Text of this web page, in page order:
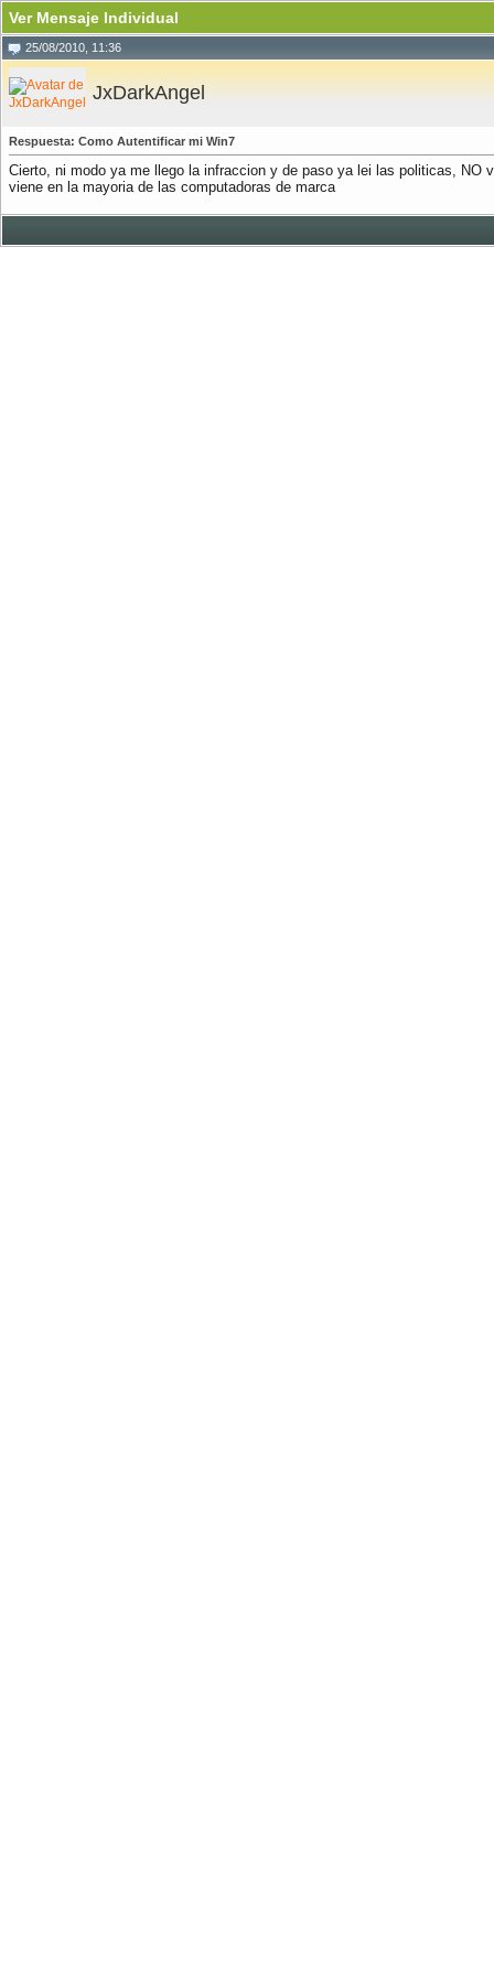
Ver Mensaje Individual
25/08/2010, 11:36
JxDarkAngel
Respuesta: Como Autentificar mi Win7
Cierto, ni modo ya me llego la infraccion y de paso ya lei las politicas, NO
viene en la mayoria de las computadoras de marca